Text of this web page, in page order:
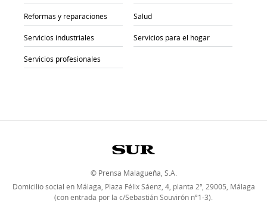
Reformas y reparaciones Salud
Servicios industriales Servicios para el hogar
Servicios profesionales
© Prensa Malagueña, S.A.
Domicilio social en Málaga, Plaza Félix Sáenz, 4, planta 2ª, 29005, Málaga
(con entrada por la c/Sebastián Souvirón nº1-3).